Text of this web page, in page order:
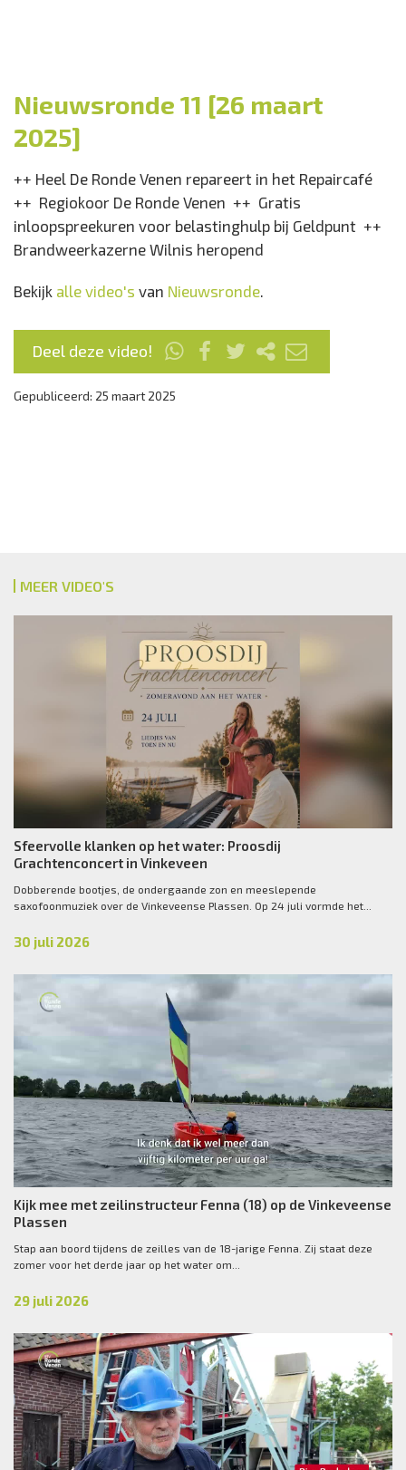
Nieuwsronde 11 [26 maart
2025]
++ Heel De Ronde Venen repareert in het Repaircafé
++ Regiokoor De Ronde Venen ++ Gratis
inloopspreekuren voor belastinghulp bij Geldpunt ++
Brandweerkazerne Wilnis heropend
Bekijk alle video's van Nieuwsronde.
Deel deze video!
Gepubliceerd: 25 maart 2025
MEER VIDEO'S
Sfeervolle klanken op het water: Proosdij
Grachtenconcert in Vinkeveen
Dobberende bootjes, de ondergaande zon en meeslepende
saxofoonmuziek over de Vinkeveense Plassen. Op 24 juli vormde het...
30 juli 2026
Kijk mee met zeilinstructeur Fenna (18) op de Vinkeveense
Plassen
Stap aan boord tijdens de zeilles van de 18-jarige Fenna. Zij staat deze
zomer voor het derde jaar op het water om...
29 juli 2026